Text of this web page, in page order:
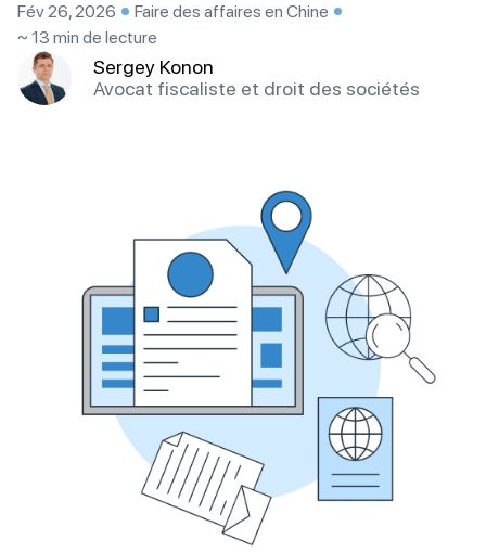
Fév 26, 2026
Faire des affaires en Chine
~ 13 min de lecture
Sergey Konon
Avocat fiscaliste et droit des sociétés